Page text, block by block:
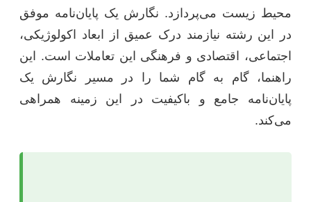
محیط زیست می‌پردازد. نگارش یک پایان‌نامه موفق
در این رشته نیازمند درک عمیق از ابعاد اکولوژیکی،
اجتماعی، اقتصادی و فرهنگی این تعاملات است. این
راهنما، گام به گام شما را در مسیر نگارش یک
پایان‌نامه جامع و باکیفیت در این زمینه همراهی
می‌کند.